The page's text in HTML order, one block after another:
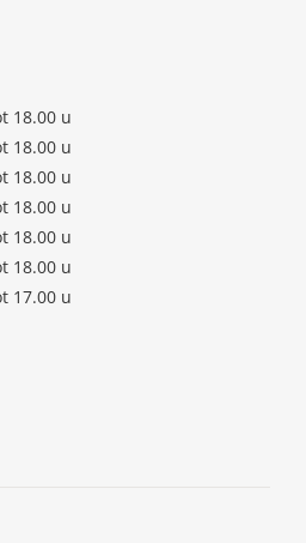
18.00 u
18.00 u
18.00 u
18.00 u
18.00 u
18.00 u
17.00 u